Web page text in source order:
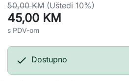
50,00 KM (Uštedi 10%)
45,00 KM
s PDV-om
 Dostupno